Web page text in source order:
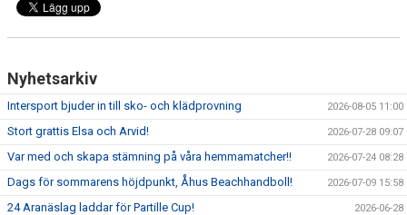
Nyhetsarkiv
Intersport bjuder in till sko- och klädprovning 2026-08-05 11:00
Stort grattis Elsa och Arvid! 2026-07-28 09:07
Var med och skapa stämning på våra hemmamatcher!! 2026-07-24 08:28
Dags för sommarens höjdpunkt, Åhus Beachhandboll! 2026-07-09 15:58
24 Aranäslag laddar för Partille Cup! 2026-06-28